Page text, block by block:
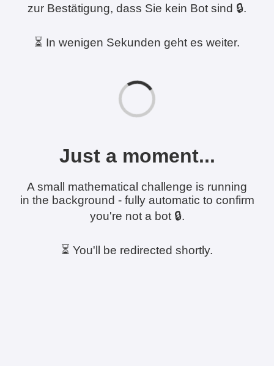
zur Bestätigung, dass Sie kein Bot sind 🔒.
⏳ In wenigen Sekunden geht es weiter.
Just a moment...
A small mathematical challenge is running
in the background - fully automatic to confirm
you're not a bot 🔒.
⏳ You'll be redirected shortly.